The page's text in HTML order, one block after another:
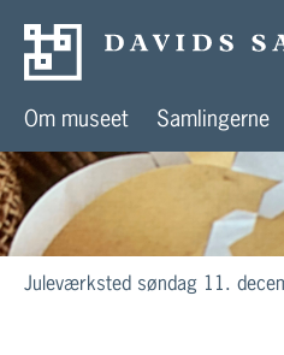
Om museet Samlingerne
Juleværksted søndag 11.